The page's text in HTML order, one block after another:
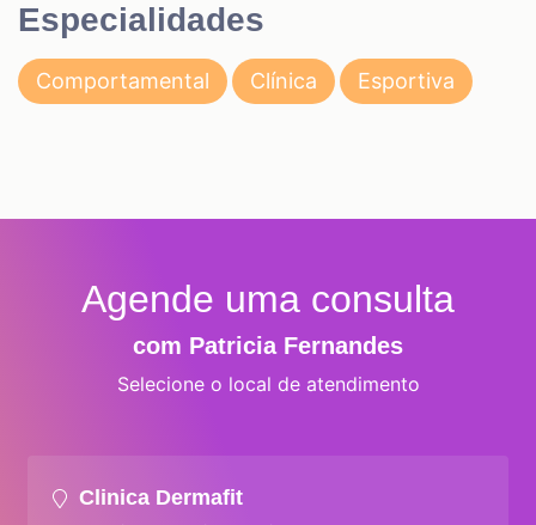
Especialidades
Comportamental Clínica Esportiva
Agende uma consulta
com Patricia Fernandes
Selecione o local de atendimento
Clinica Dermafit